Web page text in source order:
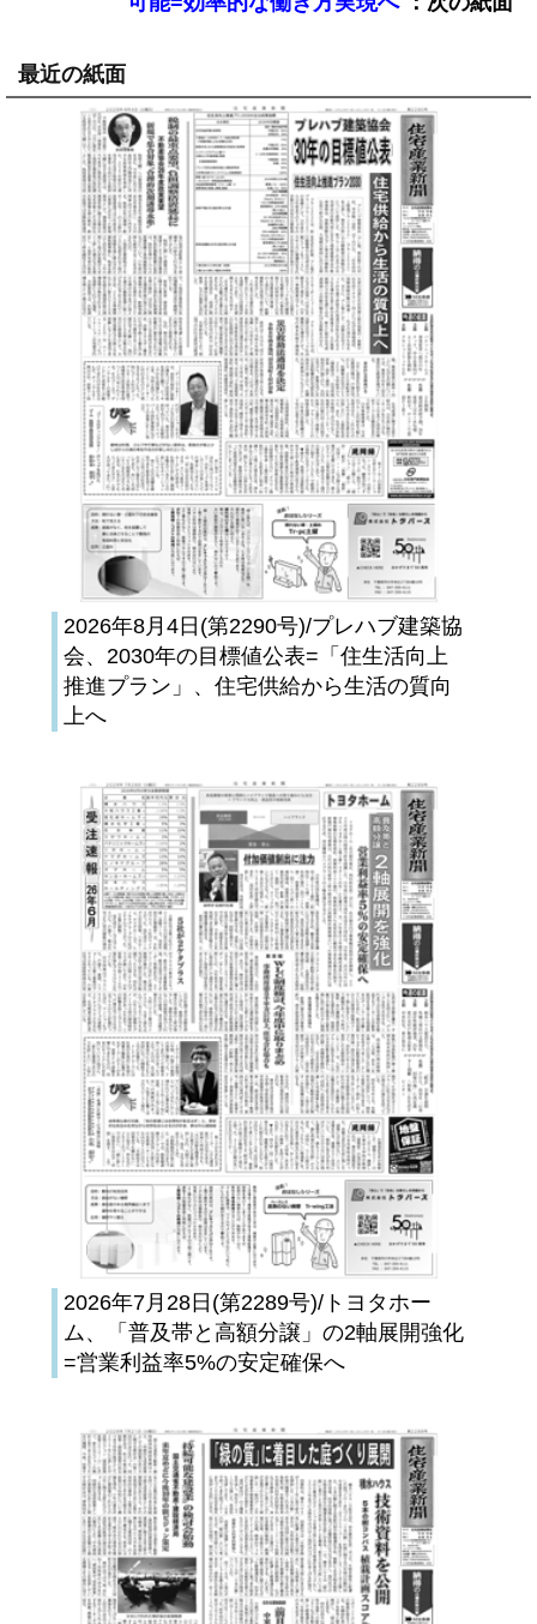
最近の紙面
2026年8月4日(第2290号)/プレハブ建築協
会、2030年の目標値公表=「住生活向上
推進プラン」、住宅供給から生活の質向
上へ
2026年7月28日(第2289号)/トヨタホー
ム、「普及帯と高額分譲」の2軸展開強化
=営業利益率5%の安定確保へ